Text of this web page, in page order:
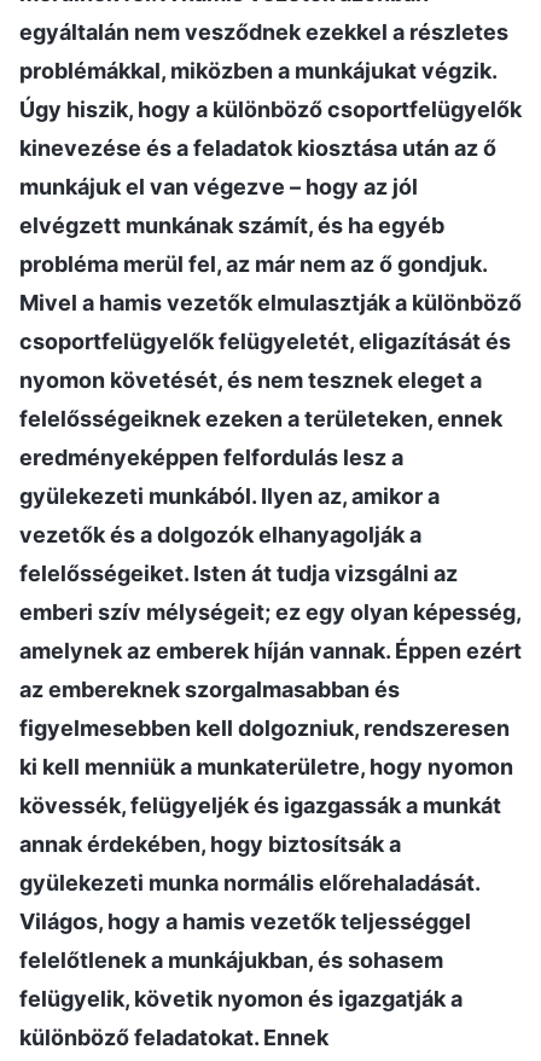
egyáltalán nem vesződnek ezekkel a részletes
problémákkal, miközben a munkájukat végzik.
Úgy hiszik, hogy a különböző csoportfelügyelők
kinevezése és a feladatok kiosztása után az ő
munkájuk el van végezve – hogy az jól
elvégzett munkának számít, és ha egyéb
probléma merül fel, az már nem az ő gondjuk.
Mivel a hamis vezetők elmulasztják a különböző
csoportfelügyelők felügyeletét, eligazítását és
nyomon követését, és nem tesznek eleget a
felelősségeiknek ezeken a területeken, ennek
eredményeképpen felfordulás lesz a
gyülekezeti munkából. Ilyen az, amikor a
vezetők és a dolgozók elhanyagolják a
felelősségeiket. Isten át tudja vizsgálni az
emberi szív mélységeit; ez egy olyan képesség,
amelynek az emberek híján vannak. Éppen ezért
az embereknek szorgalmasabban és
figyelmesebben kell dolgozniuk, rendszeresen
ki kell menniük a munkaterületre, hogy nyomon
kövessék, felügyeljék és igazgassák a munkát
annak érdekében, hogy biztosítsák a
gyülekezeti munka normális előrehaladását.
Világos, hogy a hamis vezetők teljességgel
felelőtlenek a munkájukban, és sohasem
felügyelik, követik nyomon és igazgatják a
különböző feladatokat. Ennek